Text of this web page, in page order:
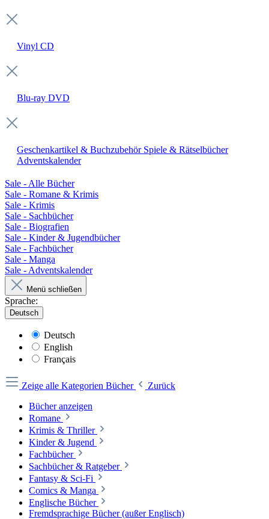
Vinyl CD
Blu-ray DVD
Geschenkartikel & Buchzubehör Spiele & Rätselbücher
Adventskalender
Sale - Alle Bücher
Sale - Romane & Krimis
Sale - Krimis
Sale - Sachbücher
Sale - Biografien
Sale - Kinder & Jugendbücher
Sale - Fachbücher
Sale - Manga
Sale - Adventskalender
Menü schließen
Sprache:
Deutsch
Deutsch
English
Français
Zeige alle Kategorien Bücher
Zurück
Bücher anzeigen
Romane
Krimis & Thriller
Kinder & Jugend
Fachbücher
Sachbücher & Ratgeber
Fantasy & Sci-Fi
Comics & Manga
Englische Bücher
Fremdsprachige Bücher (außer Englisch)